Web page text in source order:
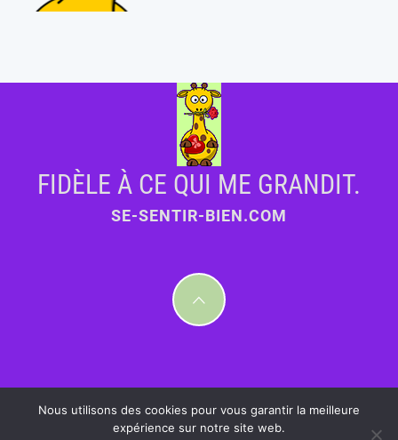
FIDÈLE À CE QUI ME GRANDIT.
SE-SENTIR-BIEN.COM
Nous utilisons des cookies pour vous garantir la meilleure
expérience sur notre site web.